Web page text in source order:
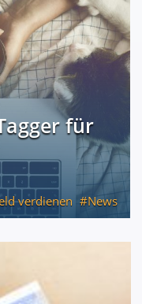
für
verdienen
News